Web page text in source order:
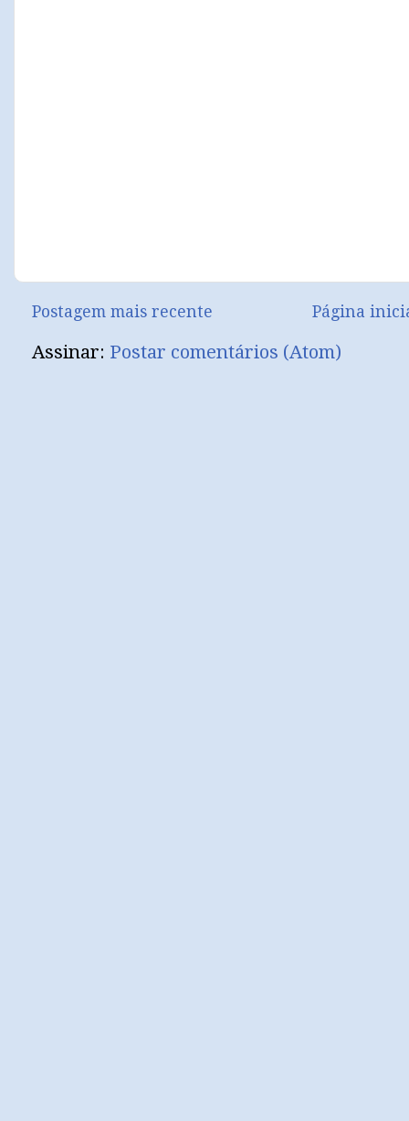
Postagem mais recente Página
Assinar: Postar comentários (Atom)